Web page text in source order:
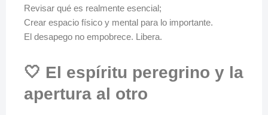
Revisar qué es realmente esencial;
Crear espacio físico y mental para lo importante.
El desapego no empobrece. Libera.
🤍 El espíritu peregrino y la
apertura al otro